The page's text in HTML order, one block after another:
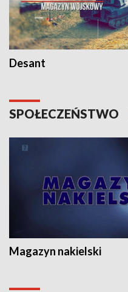
Desant
SPOŁECZEŃSTWO
Magazyn nakielski